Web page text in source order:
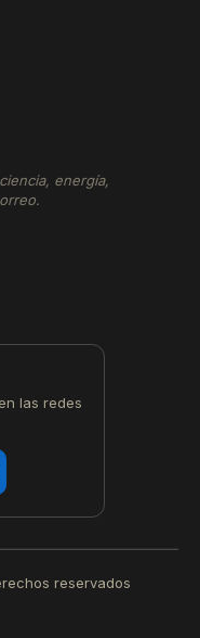
energía,
las redes
reservados